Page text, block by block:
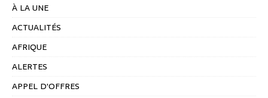
À LA UNE
ACTUALITÉS
AFRIQUE
ALERTES
APPEL D'OFFRES